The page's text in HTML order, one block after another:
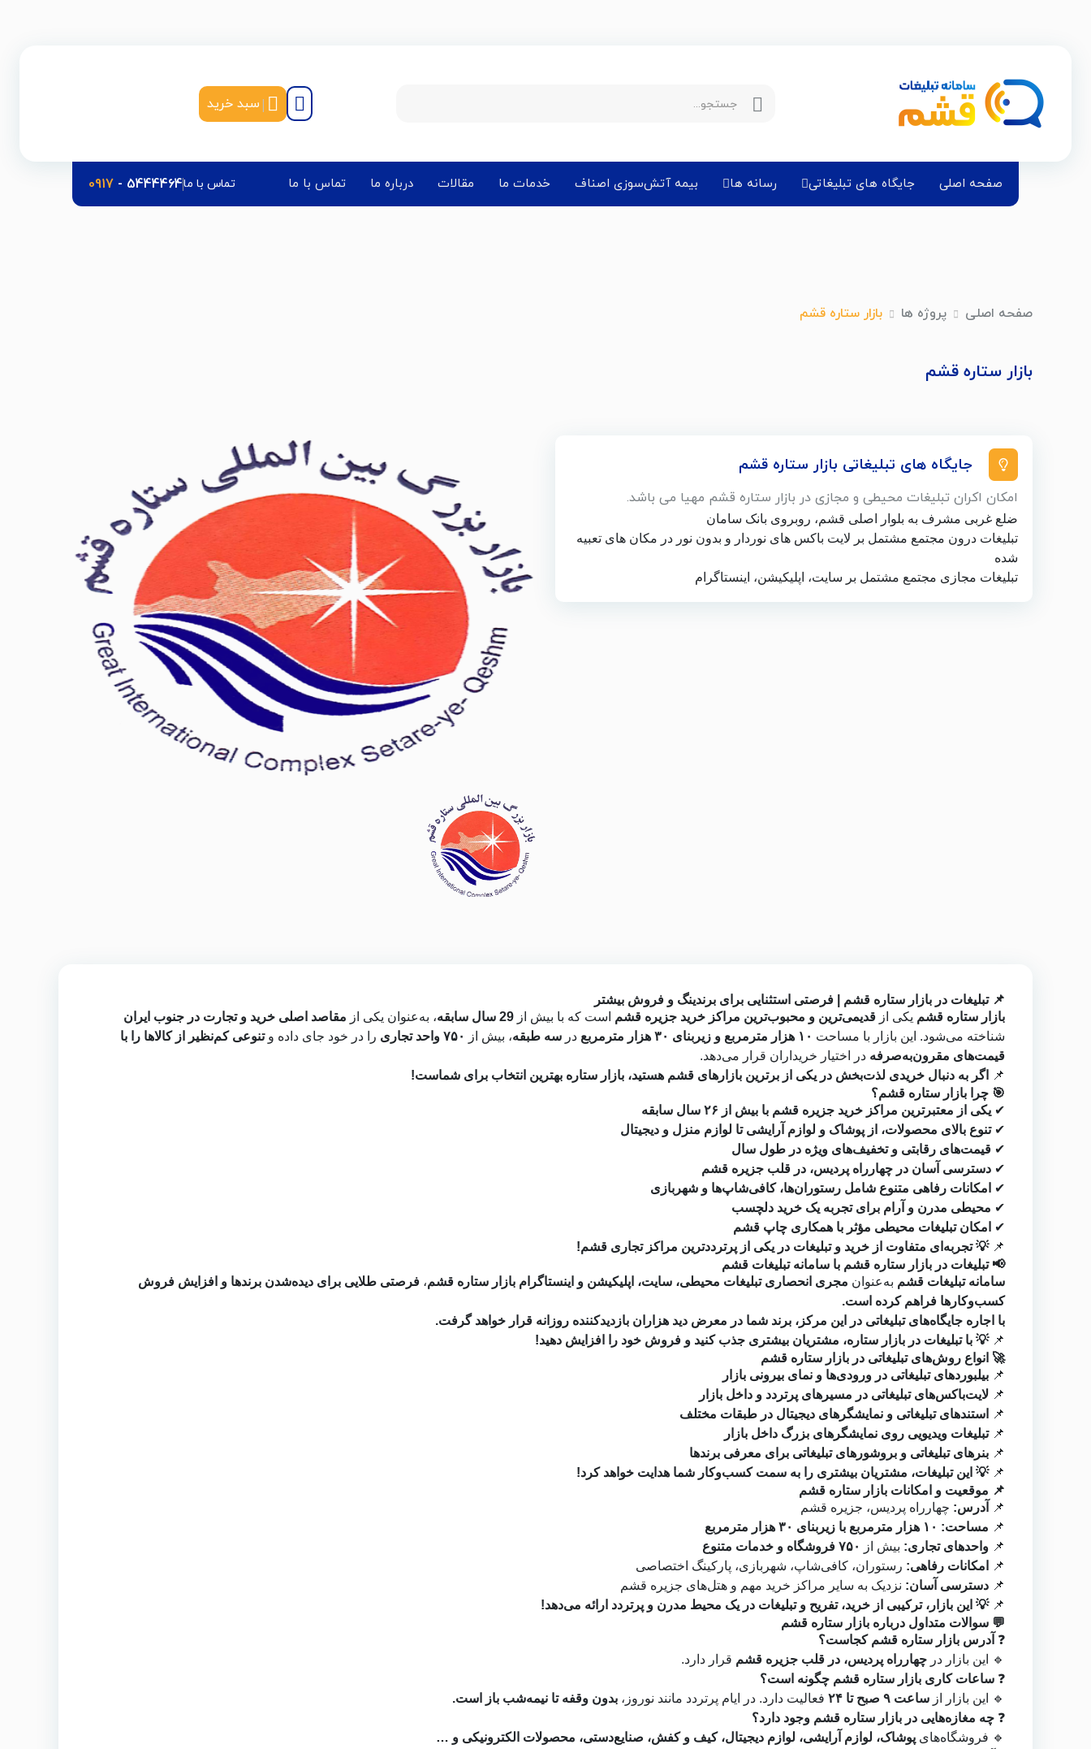
|سبد خرید
صفحه اصلی جایگاه های تبلیغاتی رسانه ها بیمه آتش‌سوزی اصناف خدمات ما مقالات درباره ما تماس با ما تماس با ما5444464
-
0917
صفحه اصلی پروژه ها بازار ستاره قشم
بازار ستاره قشم
جایگاه های تبلیغاتی بازار ستاره قشم
امکان اکران تبلیغات محیطی و مجازی در بازار ستاره قشم مهیا می باشد.
ضلع غربی مشرف به بلوار اصلی قشم، روبروی بانک سامان
تبلیغات درون مجتمع مشتمل بر لایت باکس های نوردار و بدون نور در مکان های تعبیه
شده
تبلیغات مجازی مجتمع مشتمل بر سایت، اپلیکیشن، اینستاگرام
📌 تبلیغات در بازار ستاره قشم | فرصتی استثنایی برای برندینگ و فروش بیشتر
بازار ستاره قشم یکی از قدیمی‌ترین و محبوب‌ترین مراکز خرید جزیره قشم است که با بیش از 29 سال سابقه ، به‌عنوان یکی از مقاصد اصلی خرید و تجارت در جنوب ایران
شناخته می‌شود. این بازار با مساحت ۱۰ هزار مترمربع و زیربنای ۳۰ هزار مترمربع در سه طبقه، بیش از ۷۵۰ واحد تجاری را در خود جای داده وتنوعی کم‌نظیر از کالاها را با
قیمت‌های مقرون‌به‌صرفه در اختیار خریداران قرار می‌دهد.
📌
اگر به دنبال خریدی لذت‌بخش در یکی از برترین بازارهای قشم هستید، بازار ستاره بهترین انتخاب برای شماست!
🎯 چرا بازار ستاره قشم؟
✔ یکی از معتبرترین مراکز خرید جزیره قشم با بیش از ۲۶ سال سابقه
✔تنوع بالای محصولات، از پوشاک و لوازم آرایشی تا لوازم منزل و دیجیتال
✔ قیمت‌های رقابتی و تخفیف‌های ویژه در طول سال
✔ دسترسی آسان در چهارراه پردیس، در قلب جزیره قشم
✔
امکانات رفاهی متنوع شامل رستوران‌ها، کافی‌شاپ‌ها و شهربازی
✔ محیطی مدرن و آرام برای تجربه یک خرید دلچسب
✔
امکان تبلیغات محیطی مؤثر با همکاری چاپ قشم
📌💡 تجربه‌ای متفاوت از خرید و تبلیغات در یکی از پرترددترین مراکز تجاری قشم!
📢 تبلیغات در بازار ستاره قشم با سامانه تبلیغات قشم
سامانه تبلیغات قشم به‌عنوان مجری انحصاری تبلیغات محیطی، سایت، اپلیکیشن و اینستاگرام بازار ستاره قشم، فرصتی طلایی برای دیده‌شدن برندها و افزایش فروش
کسب‌وکارها فراهم کرده است.
با اجاره جایگاه‌های تبلیغاتی در این مرکز، برند شما در معرض دید هزاران بازدیدکننده روزانه قرار خواهد گرفت.
📌💡 با تبلیغات در بازار ستاره، مشتریان بیشتری جذب کنید و فروش خود را افزایش دهید!
🚀 انواع روش‌های تبلیغاتی در بازار ستاره قشم
📌 بیلبوردهای تبلیغاتی در ورودی‌ها و نمای بیرونی بازار
📌 لایت‌باکس‌های تبلیغاتی در مسیرهای پرتردد و داخل بازار
📌
استندهای تبلیغاتی و نمایشگرهای دیجیتال در طبقات مختلف
📌تبلیغات ویدیویی روی نمایشگرهای بزرگ داخل بازار
📌 بنرهای تبلیغاتی و بروشورهای تبلیغاتی برای معرفی برندها
📌💡 این تبلیغات، مشتریان بیشتری را به سمت کسب‌وکار شما هدایت خواهد کرد!
📌 موقعیت و امکانات بازار ستاره قشم
📌
آدرس: چهارراه پردیس، جزیره قشم
📌 مساحت: ۱۰ هزار مترمربع با زیربنای ۳۰ هزار مترمربع
📌 واحدهای تجاری: بیش از
۷۵۰ فروشگاه و خدمات متنوع
📌
امکانات رفاهی: رستوران، کافی‌شاپ، شهربازی، پارکینگ اختصاصی
📌 دسترسی آسان: نزدیک به سایر مراکز خرید مهم و هتل‌های جزیره قشم
📌💡 این بازار، ترکیبی از خرید، تفریح و تبلیغات در یک محیط مدرن و پرتردد ارائه می‌دهد!
💬 سوالات متداول درباره بازار ستاره قشم
❓ آدرس بازار ستاره قشم کجاست؟
🔹 این بازار در چهارراه پردیس، در قلب جزیره قشم قرار دارد.
❓ ساعات کاری بازار ستاره قشم چگونه است؟
🔹 این بازار از ساعت ۹ صبح تا ۲۴ فعالیت دارد. در ایام پرتردد مانند نوروز، بدون وقفه تا نیمه‌شب باز است.
❓ چه مغازه‌هایی در بازار ستاره قشم وجود دارد؟
🔹 فروشگاه‌های پوشاک، لوازم آرایشی، لوازم دیجیتال، کیف و کفش، صنایع‌دستی، محصولات الکترونیکی و …